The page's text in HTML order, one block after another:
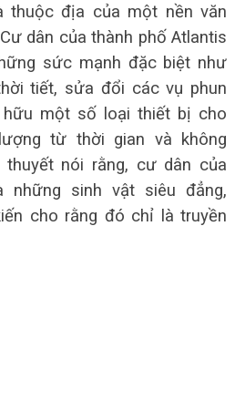
thuộc địa của một nền văn
dân của thành phố Atlantis
sức mạnh đặc biệt như
tiết, sửa đổi các vụ phun
một số loại thiết bị cho
từ thời gian và không
nói rằng, cư dân của
những sinh vật siêu đẳng,
​​cho rằng đó chỉ là truyền